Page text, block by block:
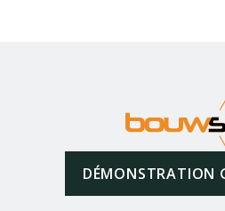
DÉMONSTRATION